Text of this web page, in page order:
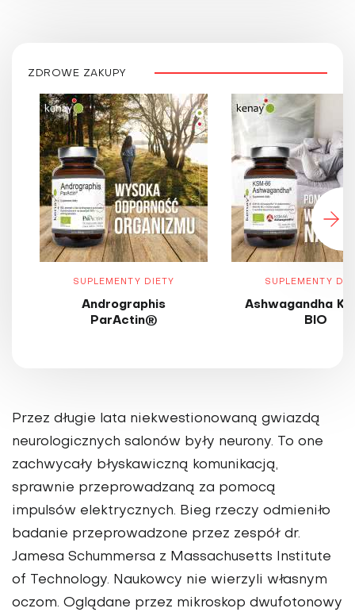
ZDROWE ZAKUPY
SUPLEMENTY DIETY
Andrographis
ParActin®
SUPLEMENTY
Ashwagandha
BIO
Przez długie lata niekwestionowaną gwiazdą
neurologicznych salonów były neurony. To one
zachwycały błyskawiczną komunikacją,
sprawnie przeprowadzaną za pomocą
impulsów elektrycznych. Bieg rzeczy odmieniło
badanie przeprowadzone przez zespół dr.
Jamesa Schummersa z Massachusetts Institute
of Technology. Naukowcy nie wierzyli własnym
oczom. Oglądane przez mikroskop dwufotonowy